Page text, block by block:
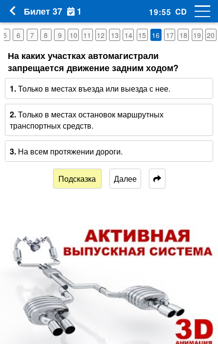
5 6 7 8 9 10 11 12 13 14 15 16 17 18 19 20
На каких участках автомагистрали
запрещается движение задним ходом?
1.Только в местах въезда или выезда с нее.
2.Только в местах остановок маршрутных
транспортных средств.
3.На всем протяжении дороги.
Подсказка Далее
Билет 37 1 19:54 CD